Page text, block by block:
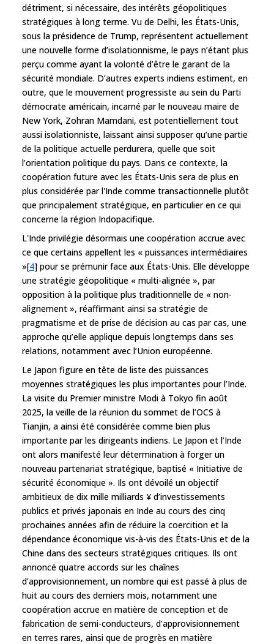
détriment, si nécessaire, des intérêts géopolitiques
stratégiques à long terme. Vu de Delhi, les États-Unis,
sous la présidence de Trump, représentent actuellement
une nouvelle forme d’isolationnisme, le pays n’étant plus
perçu comme ayant la volonté d’être le garant de la
sécurité mondiale. D’autres experts indiens estiment, en
outre, que le mouvement progressiste au sein du Parti
démocrate américain, incarné par le nouveau maire de
New York, Zohran Mamdani, est potentiellement tout
aussi isolationniste, laissant ainsi supposer qu’une partie
de la politique actuelle perdurera, quelle que soit
l’orientation politique du pays. Dans ce contexte, la
coopération future avec les États-Unis sera de plus en
plus considérée par l'Inde comme transactionnelle plutôt
que principalement stratégique, en particulier en ce qui
concerne la région Indopacifique.
L'Inde privilégie désormais une coopération accrue avec
ce que certains appellent les « puissances intermédiaires
»[4] pour se prémunir face aux États-Unis. Elle développe
une stratégie géopolitique « multi-alignée », par
opposition à la politique plus traditionnelle de « non-
alignement », réaffirmant ainsi sa stratégie de
pragmatisme et de prise de décision au cas par cas, une
approche qu’elle applique depuis longtemps dans ses
relations, notamment avec l’Union européenne.
Le Japon figure en tête de liste des puissances
moyennes stratégiques les plus importantes pour l’Inde.
La visite du Premier ministre Modi à Tokyo fin août
2025, la veille de la réunion du sommet de l’OCS à
Tianjin, a ainsi été considérée comme bien plus
importante par les dirigeants indiens. Le Japon et l’Inde
ont alors manifesté leur détermination à forger un
nouveau partenariat stratégique, baptisé « Initiative de
sécurité économique ». Ils ont dévoilé un objectif
ambitieux de dix mille milliards ¥ d’investissements
publics et privés japonais en Inde au cours des cinq
prochaines années afin de réduire la coercition et la
dépendance économique vis-à-vis des États-Unis et de la
Chine dans des secteurs stratégiques critiques. Ils ont
annoncé quatre accords sur les chaînes
d’approvisionnement, un nombre qui est passé à plus de
huit au cours des derniers mois, notamment une
coopération accrue en matière de conception et de
fabrication de semi-conducteurs, d’approvisionnement
en terres rares, ainsi que de progrès en matière